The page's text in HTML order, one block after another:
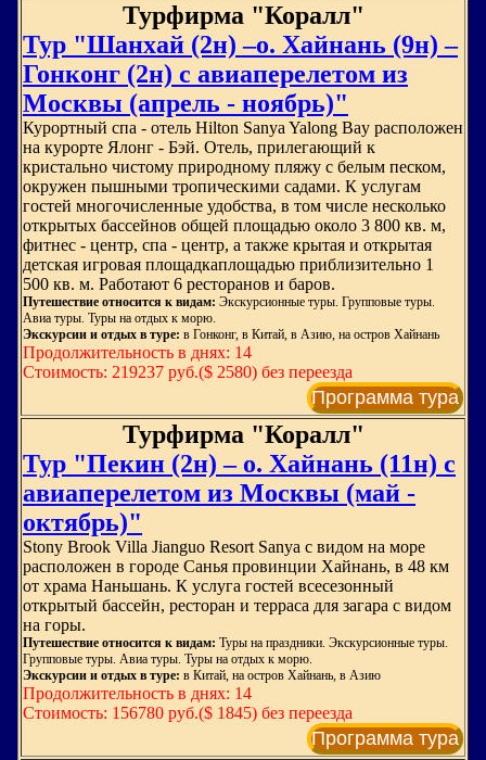
Турфирма "Коралл"
Тур "Шанхай (2н) –о. Хайнань (9н) –
Гонконг (2н) с авиаперелетом из
Москвы (апрель - ноябрь)"
Курортный спа - отель Hilton Sanya Yalong Bay расположен
на курорте Ялонг - Бэй. Отель, прилегающий к
кристально чистому природному пляжу с белым песком,
окружен пышными тропическими садами. К услугам
гостей многочисленные удобства, в том числе несколько
открытых бассейнов общей площадью около 3 800 кв. м,
фитнес - центр, спа - центр, а также крытая и открытая
детская игровая площадкаплощадью приблизительно 1
500 кв. м. Работают 6 ресторанов и баров.
Путешествие относится к видам: Экскурсионные туры. Групповые туры.
Авиа туры. Туры на отдых к морю.
Экскурсии и отдых в туре: в Гонконг, в Китай, в Азию, на остров Хайнань
Продолжительность в днях: 14
Стоимость: 219237 руб.($ 2580) без переезда
Программа тура
Турфирма "Коралл"
Тур "Пекин (2н) – о. Хайнань (11н) с
авиаперелетом из Москвы (май -
октябрь)"
Stony Brook Villa Jianguo Resort Sanya с видом на море
расположен в городе Санья провинции Хайнань, в 48 км
от храма Наньшань. К услуга гостей всесезонный
открытый бассейн, ресторан и терраса для загара с видом
на горы.
Путешествие относится к видам: Туры на праздники. Экскурсионные туры.
Групповые туры. Авиа туры. Туры на отдых к морю.
Экскурсии и отдых в туре: в Китай, на остров Хайнань, в Азию
Продолжительность в днях: 14
Стоимость: 156780 руб.($ 1845) без переезда
Программа тура